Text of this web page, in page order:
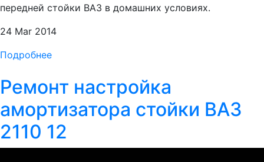
передней стойки ВАЗ в домашних условиях.
24 Mar 2014
Подробнее
Ремонт настройка
амортизатора стойки ВАЗ
2110 12